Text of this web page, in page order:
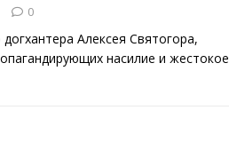
0
Алексея Святогора,
насилие и жестокое